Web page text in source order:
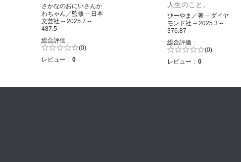
さかなのおにいさんか
わちゃん／監修 -- 日本
文芸社 -- 2025.7 --
487.5
総合評価
5段階評価の (0)
レビュー
0
人生のこと。
びーやま／著 -- ダイヤ
モンド社 -- 2025.3 --
376.87
総合評価
5段階評価の (0)
レビュー
0